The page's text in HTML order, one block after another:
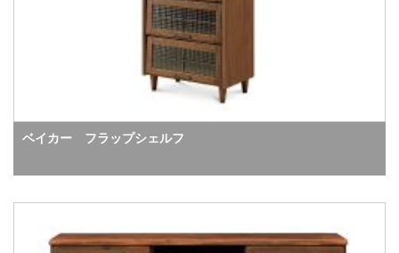
ベイカー フラップシェルフ